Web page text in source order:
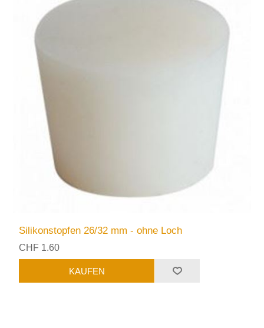
Silikonstopfen 26/32 mm - ohne Loch
CHF 1.60